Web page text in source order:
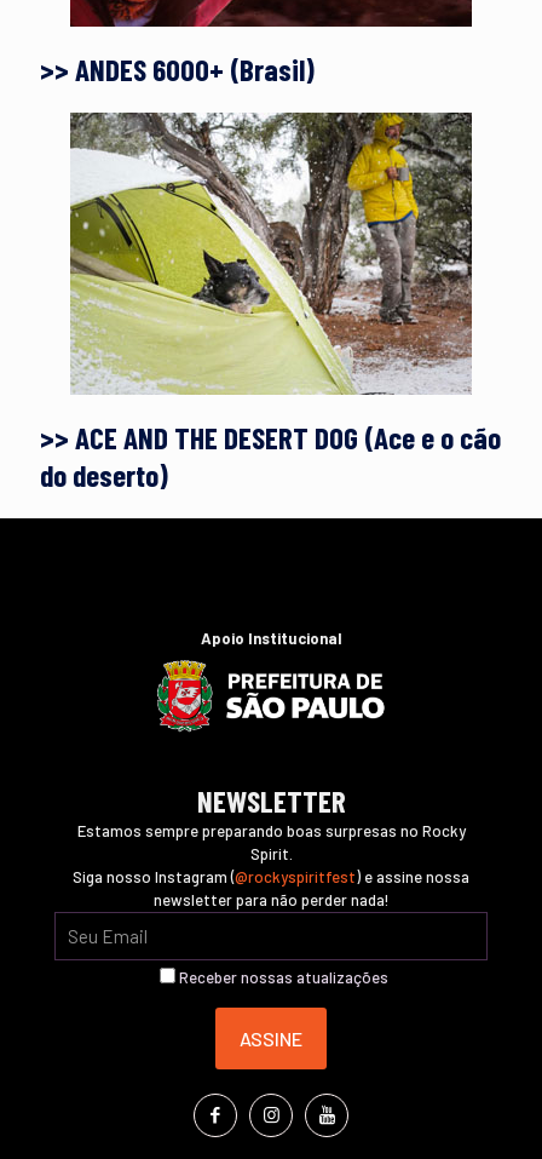
>> ANDES 6000+ (Brasil)
>> ACE AND THE DESERT DOG (Ace e o cão
do deserto)
Apoio Institucional
NEWSLETTER
Estamos sempre preparando boas surpresas no Rocky
Spirit.
Siga nosso Instagram (@rockyspiritfest) e assine nossa
newsletter para não perder nada!
Receber nossas atualizações